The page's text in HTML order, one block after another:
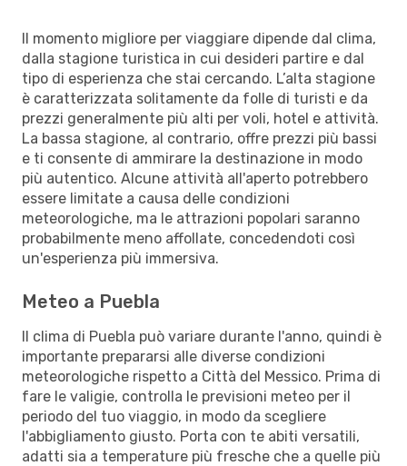
Il momento migliore per viaggiare dipende dal clima,
dalla stagione turistica in cui desideri partire e dal
tipo di esperienza che stai cercando. L’alta stagione
è caratterizzata solitamente da folle di turisti e da
prezzi generalmente più alti per voli, hotel e attività.
La bassa stagione, al contrario, offre prezzi più bassi
e ti consente di ammirare la destinazione in modo
più autentico. Alcune attività all'aperto potrebbero
essere limitate a causa delle condizioni
meteorologiche, ma le attrazioni popolari saranno
probabilmente meno affollate, concedendoti così
un'esperienza più immersiva.
Meteo a Puebla
Il clima di Puebla può variare durante l'anno, quindi è
importante prepararsi alle diverse condizioni
meteorologiche rispetto a Città del Messico. Prima di
fare le valigie, controlla le previsioni meteo per il
periodo del tuo viaggio, in modo da scegliere
l'abbigliamento giusto. Porta con te abiti versatili,
adatti sia a temperature più fresche che a quelle più